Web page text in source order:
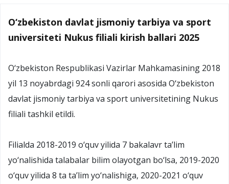
O‘zbekiston davlat jismoniy tarbiya va sport
universiteti Nukus filiali kirish ballari 2025
O‘zbekiston Respublikasi Vazirlar Mahkamasining 2018
yil 13 noyabrdagi 924 sonli qarori asosida O‘zbekiston
davlat jismoniy tarbiya va sport universitetining Nukus
filiali tashkil etildi.
Filialda 2018-2019 o‘quv yilida 7 bakalavr ta’lim
yo‘nalishida talabalar bilim olayotgan bo‘lsa, 2019-2020
o‘quv yilida 8 ta ta’lim yo‘nalishiga, 2020-2021 o‘quv